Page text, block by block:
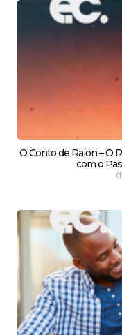
O Conto de Raion – O
com o